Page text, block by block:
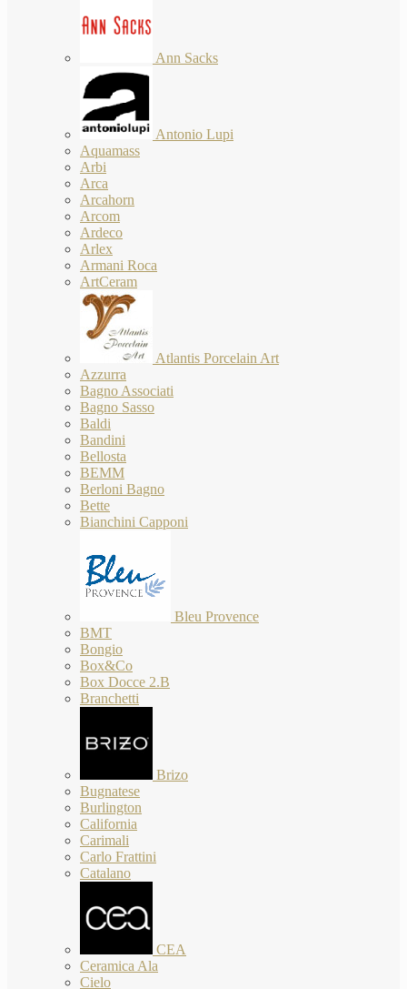
Ann Sacks
Antonio Lupi
Aquamass
Arbi
Arca
Arcahorn
Arcom
Ardeco
Arlex
Armani Roca
ArtCeram
Atlantis Porcelain Art
Azzurra
Bagno Associati
Bagno Sasso
Baldi
Bandini
Bellosta
BEMM
Berloni Bagno
Bette
Bianchini Capponi
Bleu Provence
BMT
Bongio
Box&Co
Box Docce 2.B
Branchetti
Brizo
Bugnatese
Burlington
California
Carimali
Carlo Frattini
Catalano
CEA
Ceramica Ala
Cielo